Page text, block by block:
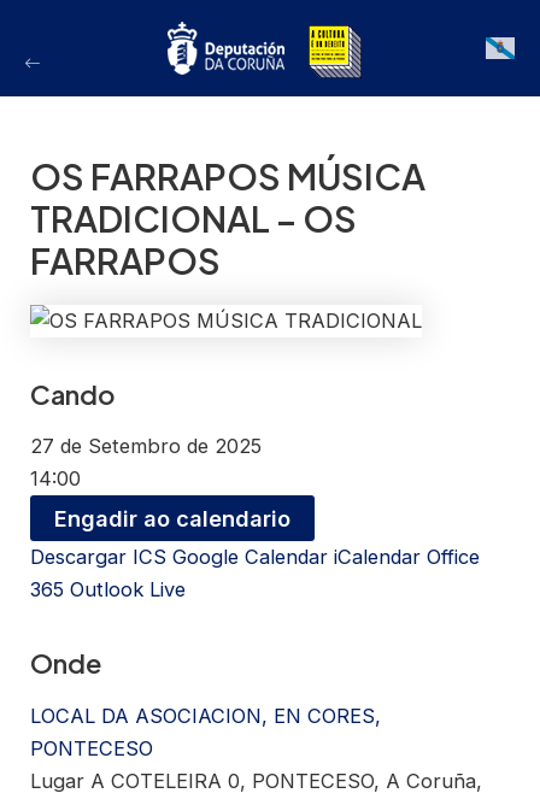
Galician
OS FARRAPOS MÚSICA
TRADICIONAL – OS
FARRAPOS
Cando
27 de Setembro de 2025
14:00
Engadir ao calendario
Descargar ICS Google Calendar iCalendar Office
365 Outlook Live
Onde
LOCAL DA ASOCIACION, EN CORES,
PONTECESO
Lugar A COTELEIRA 0, PONTECESO, A Coruña,